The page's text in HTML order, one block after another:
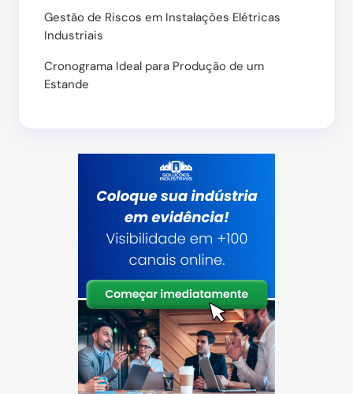
Gestão de Riscos em Instalações Elétricas
Industriais
Cronograma Ideal para Produção de um
Estande